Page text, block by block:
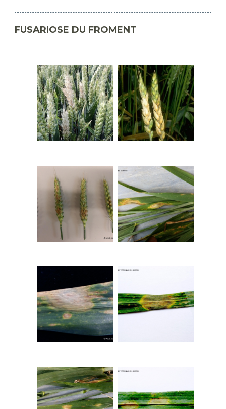
FUSARIOSE DU FROMENT